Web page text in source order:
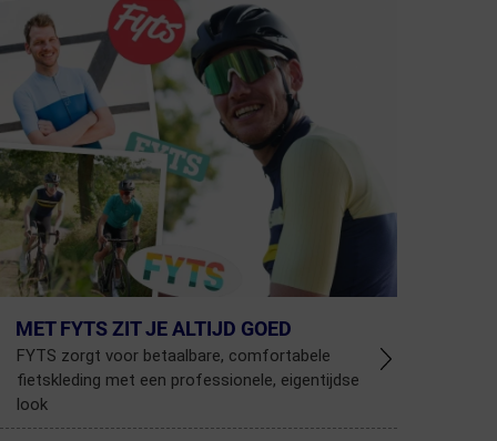
MET FYTS ZIT JE ALTIJD GOED
FYTS zorgt voor betaalbare, comfortabele
fietskleding met een professionele, eigentijdse
look